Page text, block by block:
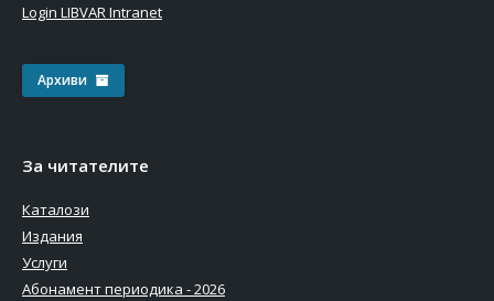
Login LIBVAR Intranet
Архиви
За читателите
Каталози
Издания
Услуги
Абонамент периодика - 2026